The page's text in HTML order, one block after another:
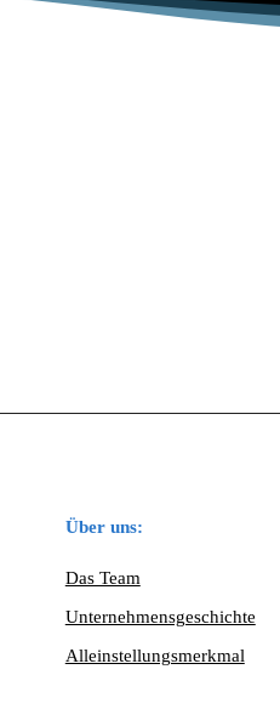
Über uns:
Das Team
Unternehmensgeschichte
Alleinstellungsmerkmal